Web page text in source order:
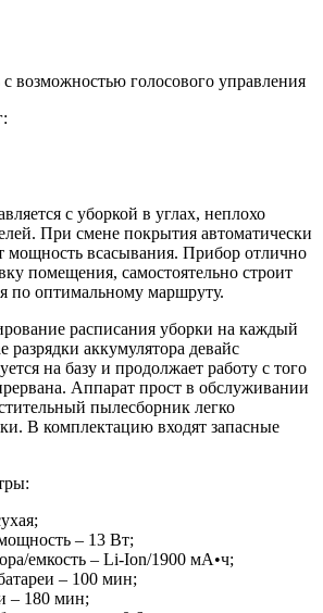
возможностью голосового управления
с уборкой в углах, неплохо
При смене покрытия автоматически
мощность всасывания. Прибор отлично
помещения, самостоятельно строит
по оптимальному маршруту.
расписания уборки на каждый
разрядки аккумулятора девайс
на базу и продолжает работу с того
Аппарат прост в обслуживании
пылесборник легко
В комплектацию входят запасные
– 13 Вт;
емкость – Li-Ion/1900 мА•ч;
– 100 мин;
– 180 мин;